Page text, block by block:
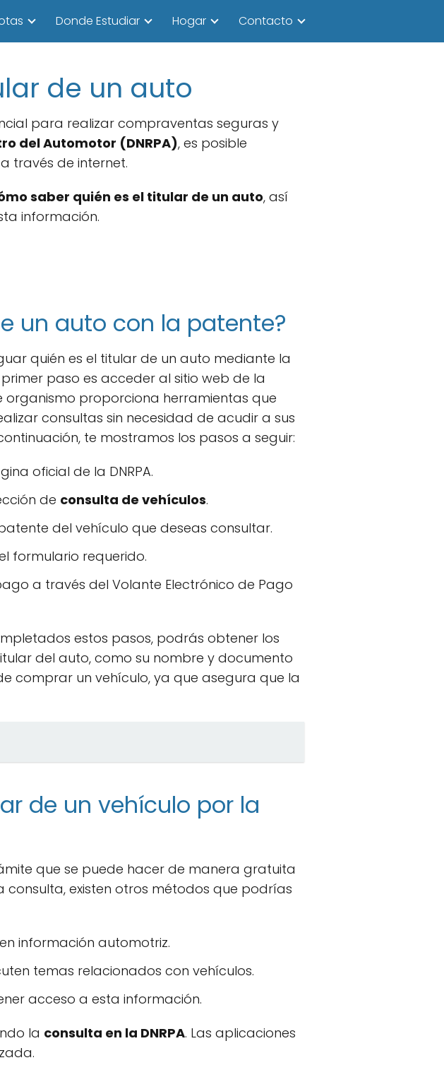
Donde Estudiar Hogar Contacto
de un auto
para realizar compraventas seguras y
del Automotor (DNRPA), es posible
través de internet.
saber quién es el titular de un auto, así
información.
un auto con la patente?
quién es el titular de un auto mediante la
paso es acceder al sitio web de la
organismo proporciona herramientas que
consultas sin necesidad de acudir a sus
te mostramos los pasos a seguir:
oficial de la DNRPA.
de consulta de vehículos.
del vehículo que deseas consultar.
formulario requerido.
a través del Volante Electrónico de Pago
estos pasos, podrás obtener los
del auto, como su nombre y documento
comprar un vehículo, ya que asegura que la
de un vehículo por la
que se puede hacer de manera gratuita
consulta, existen otros métodos que podrías
información automotriz.
temas relacionados con vehículos.
acceso a esta información.
la consulta en la DNRPA. Las aplicaciones